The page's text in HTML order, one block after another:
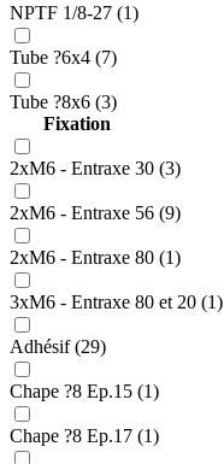
NPTF 1/8-27 (1)
Tube ?6x4 (7)
Tube ?8x6 (3)
Fixation
2xM6 - Entraxe 30 (3)
2xM6 - Entraxe 56 (9)
2xM6 - Entraxe 80 (1)
3xM6 - Entraxe 80 et 20 (1)
Adhésif (29)
Chape ?8 Ep.15 (1)
Chape ?8 Ep.17 (1)